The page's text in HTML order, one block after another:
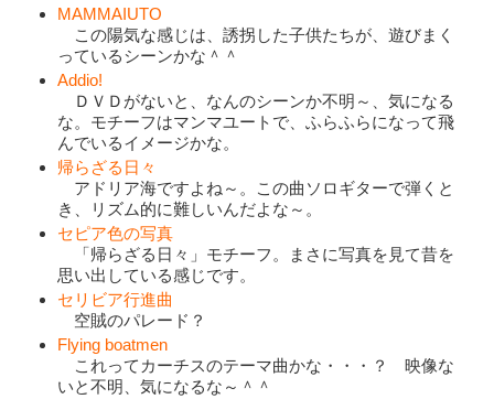
MAMMAIUTO
この陽気な感じは、誘拐した子供たちが、遊びまく
っているシーンかな＾＾
Addio!
ＤＶＤがないと、なんのシーンか不明～、気になる
な。モチーフはマンマユートで、ふらふらになって飛
んでいるイメージかな。
帰らざる日々
アドリア海ですよね～。この曲ソロギターで弾くと
き、リズム的に難しいんだよな～。
セピア色の写真
「帰らざる日々」モチーフ。まさに写真を見て昔を
思い出している感じです。
セリビア行進曲
空賊のパレード？
Flying boatmen
これってカーチスのテーマ曲かな・・・？ 映像な
いと不明、気になるな～＾＾